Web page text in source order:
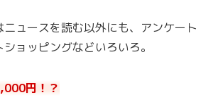
ュースを読む以外にも、アンケート
ョッピングなどいろいろ。
円！？